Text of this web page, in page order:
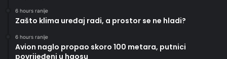
6 hours ranije
Zašto klima uređaj radi, a prostor se ne hladi?
6 hours ranije
Avion naglo propao skoro 100 metara, putnici
povrijeđeni u haosu